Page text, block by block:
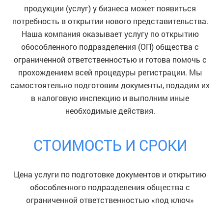
продукции (услуг) у бизнеса может появиться
потребность в открытии нового представительства.
Наша компания оказывает услугу по открытию
обособленного подразделения (ОП) общества с
ограниченной ответственностью и готова помочь с
прохождением всей процедуры регистрации. Мы
самостоятельно подготовим документы, подадим их
в налоговую инспекцию и выполним иные
необходимые действия.
СТОИМОСТЬ И СРОКИ
Цена услуги по подготовке документов и открытию
обособленного подразделения общества с
ограниченной ответственностью «под ключ»